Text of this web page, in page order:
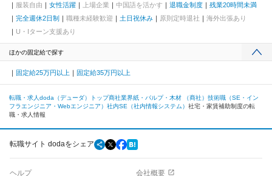
服装自由
女性活躍 上場企業 中国語を活かす 退職金制度
残業20時間未満
完全週休2日制
職種未経験歓迎 土日祝休み 原則定時退社
海外出張あり
U・Iターン支援あり
ほかの固定給で探す
固定給25万円以上 固定給35万円以上
転職・求人doda（デューダ）トップ商社業界紙・パルプ・木材 （商社） 技術職（SE・イン
フラエンジニア・Webエンジニア） 社内SE（社内情報システム） 社宅・家賃補助制度の転
職・求人情報
転職サイト dodaをシェア
ヘルプ 会社概要